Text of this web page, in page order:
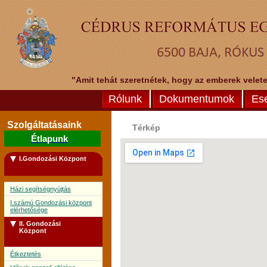
"Amit tehát szeretnétek, hogy az emberek
Rólunk Dokumentumok
Szolgáltatásaink
Étlapunk
I.Gondozási Központ
Házi segítségnyújtás
I.számú Gondozási központ
elérhetősége
II. Gondozási
Központ
Étkeztetés
Térkép